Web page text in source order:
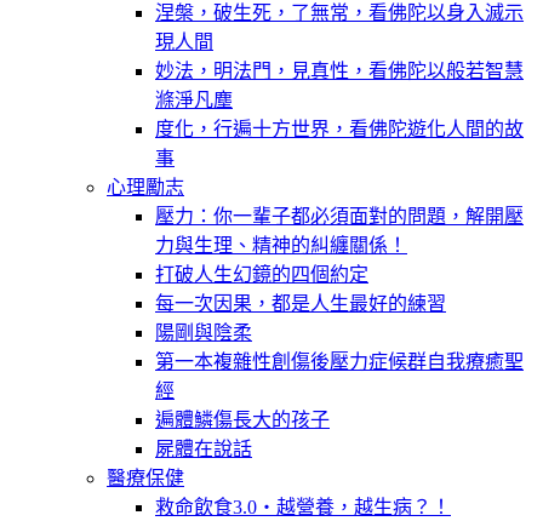
涅槃，破生死，了無常，看佛陀以身入滅示
現人間
妙法，明法門，見真性，看佛陀以般若智慧
滌淨凡塵
度化，行遍十方世界，看佛陀遊化人間的故
事
心理勵志
壓力：你一輩子都必須面對的問題，解開壓
力與生理、精神的糾纏關係！
打破人生幻鏡的四個約定
每一次因果，都是人生最好的練習
陽剛與陰柔
第一本複雜性創傷後壓力症候群自我療癒聖
經
遍體鱗傷長大的孩子
屍體在說話
醫療保健
救命飲食3.0‧越營養，越生病？！